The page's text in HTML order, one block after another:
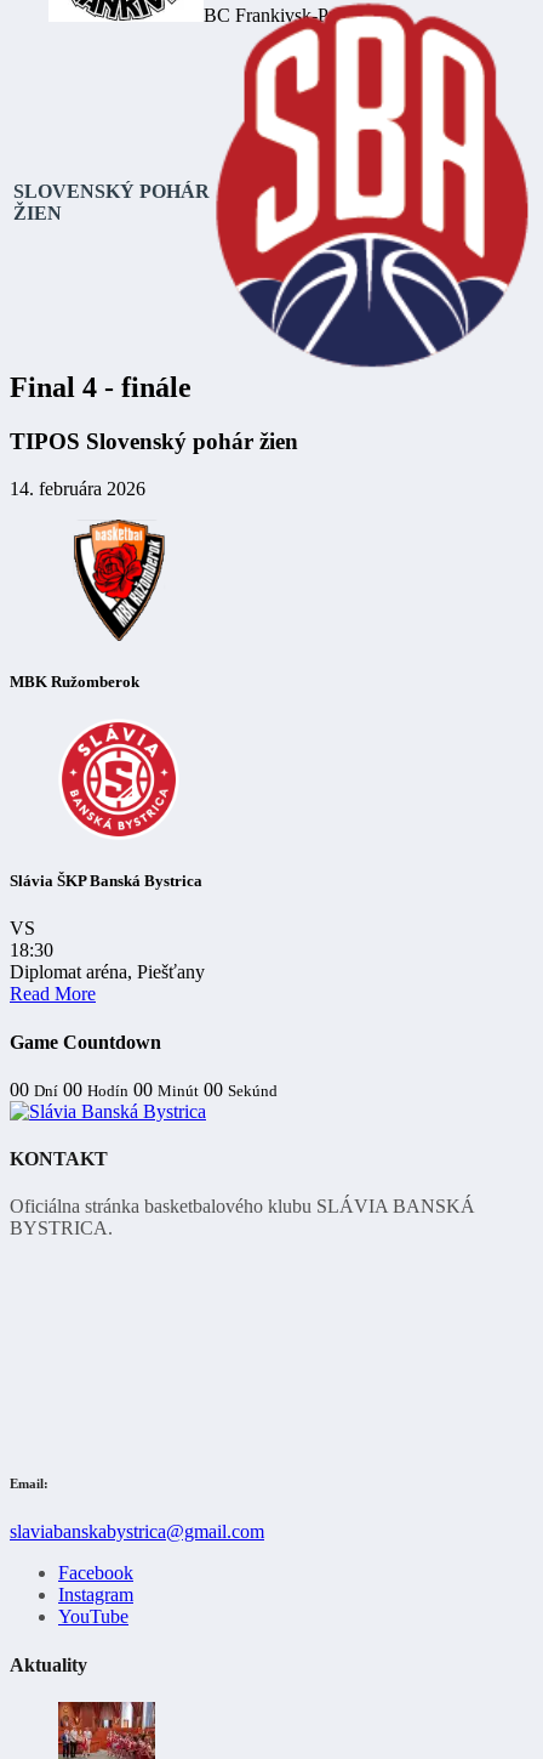
BC Frankivsk-Pryk.
SLOVENSKÝ POHÁR
ŽIEN
Final 4 - finále
TIPOS Slovenský pohár žien
14. februára 2026
MBK Ružomberok
Slávia ŠKP Banská Bystrica
VS
18:30
Diplomat aréna, Piešťany
Read More
Game Countdown
00 Dní 00 Hodín 00 Minút 00 Sekúnd
KONTAKT
Oficiálna stránka basketbalového klubu SLÁVIA BANSKÁ
BYSTRICA.
Email:
slaviabanskabystrica@gmail.com
Facebook
Instagram
YouTube
Aktuality